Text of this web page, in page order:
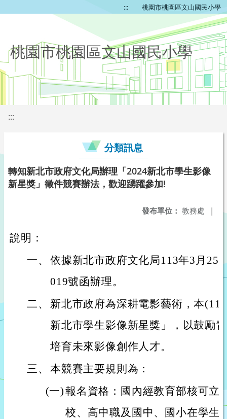
::: 桃園市桃園區文山國民小學
桃園市桃園區文山國民小學
:::
分類訊息
轉知新北市政府文化局辦理「2024新北市學生影像
新星獎」徵件競賽辦法，歡迎踴躍參加!
發布單位： 教務處 |
說明：
一、 依據新北市政府文化局113年3月25
019號函辦理。
二、
新北市政府為深耕電影藝術，本
新北市學生影像新星獎」，以鼓勵
培育未來影像創作人才。
三、 本競賽主要規則為：
(一)報名資格：國內經教育部核可立
校、高中職及國中、國小在學生